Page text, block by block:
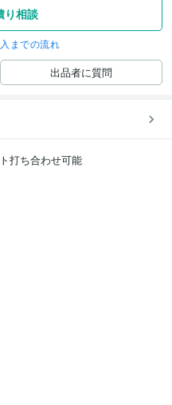
り相談
までの流れ
出品者に質問
打ち合わせ可能